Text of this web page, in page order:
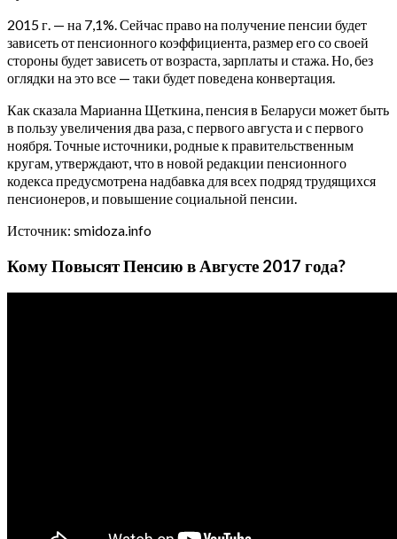
2015 г. — на 7,1%. Сейчас право на получение пенсии будет
зависеть от пенсионного коэффициента, размер его со своей
стороны будет зависеть от возраста, зарплаты и стажа. Но, без
оглядки на это все — таки будет поведена конвертация.
Как сказала Марианна Щеткина, пенсия в Беларуси может быть
в пользу увеличения два раза, с первого августа и с первого
ноября. Точные источники, родные к правительственным
кругам, утверждают, что в новой редакции пенсионного
кодекса предусмотрена надбавка для всех подряд трудящихся
пенсионеров, и повышение социальной пенсии.
Источник: smidoza.info
Кому Повысят Пенсию в Августе 2017 года?